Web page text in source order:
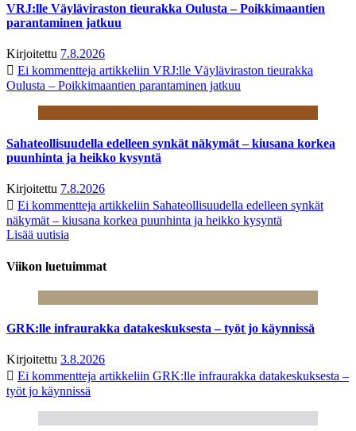
VRJ:lle Väyläviraston tieurakka Oulusta – Poikkimaantien
parantaminen jatkuu
Kirjoitettu 7.8.2026
Ei kommentteja artikkeliin VRJ:lle Väyläviraston tieurakka
Oulusta – Poikkimaantien parantaminen jatkuu
Sahateollisuudella edelleen synkät näkymät – kiusana korkea
puunhinta ja heikko kysyntä
Kirjoitettu 7.8.2026
Ei kommentteja artikkeliin Sahateollisuudella edelleen synkät
näkymät – kiusana korkea puunhinta ja heikko kysyntä
Lisää uutisia
Viikon luetuimmat
GRK:lle infraurakka datakeskuksesta – työt jo käynnissä
Kirjoitettu 3.8.2026
Ei kommentteja artikkeliin GRK:lle infraurakka datakeskuksesta –
työt jo käynnissä